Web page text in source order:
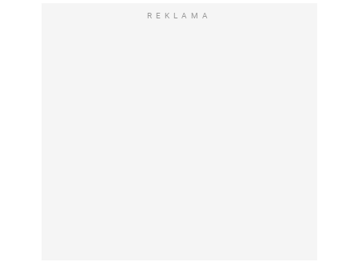
REKLAMA